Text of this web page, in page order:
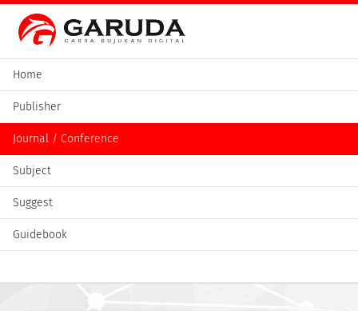
Home
Publisher
Journal / Conference
Subject
Suggest
Guidebook